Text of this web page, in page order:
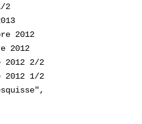
2
2012
2012
2012 2/2
2012 1/2